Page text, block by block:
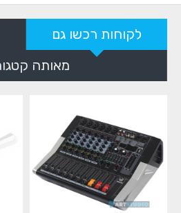
לקוחות רכשו גם
מאותה